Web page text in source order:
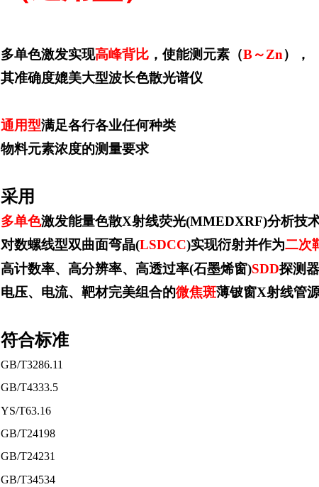
多单色激发实现高峰背比 ，使能测元素（B～Zn），
其准确度媲美大型波长色散光谱仪
通用型满足各行各业任何种类
物料元素浓度的测量要求
采用
多单色激发能量色散X射线荧光(MMEDXRF)分析技
对数螺线型双曲面弯晶(LSDCC)实现衍射并作为二次
高计数率、高分辨率、高透过率(石墨烯窗)SDD探测器
电压、 电流、 靶材完美组合的微焦斑薄铍窗X射线管
符合标准
GB/T3286.11
GB/T4333.5
YS/T63.16
GB/T24198
GB/T24231
GB/T34534